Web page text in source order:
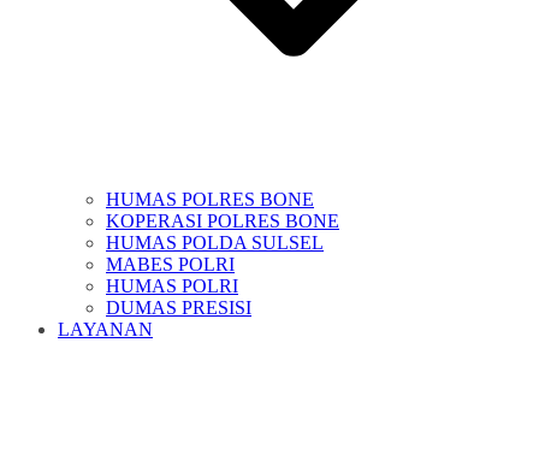
HUMAS POLRES BONE
KOPERASI POLRES BONE
HUMAS POLDA SULSEL
MABES POLRI
HUMAS POLRI
DUMAS PRESISI
LAYANAN